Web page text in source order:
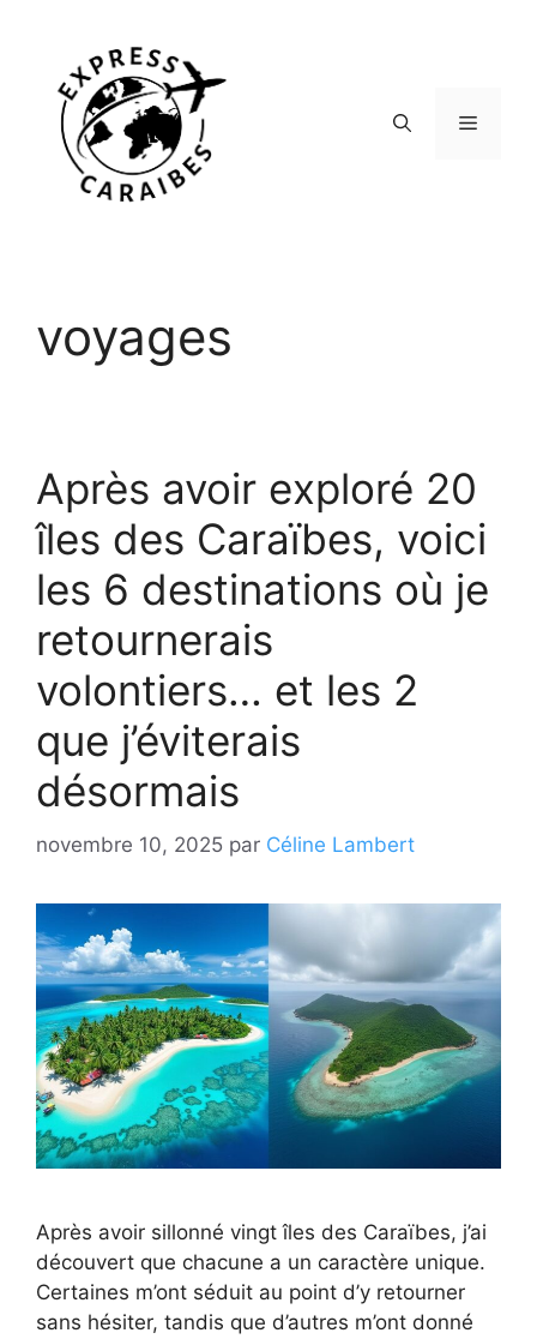
contenu
Menu
voyages
Après avoir exploré 20
îles des Caraïbes, voici
les 6 destinations où je
retournerais
volontiers… et les 2
que j’éviterais
désormais
novembre 10, 2025 par Céline Lambert
Après avoir sillonné vingt îles des Caraïbes, j’ai
découvert que chacune a un caractère unique.
Certaines m’ont séduit au point d’y retourner
sans hésiter, tandis que d’autres m’ont donné